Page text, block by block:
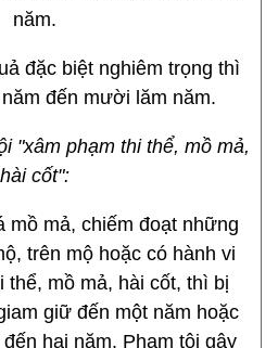
năm.
đặc biệt nghiêm trọng thì
đến mười lăm năm.
"xâm phạm thi thể, mồ mả,
hài cốt":
mồ mả, chiếm đoạt những
trên mộ hoặc có hành vi
thể, mồ mả, hài cốt, thì bị
giữ đến một năm hoặc
hai năm. Phạm tội gây